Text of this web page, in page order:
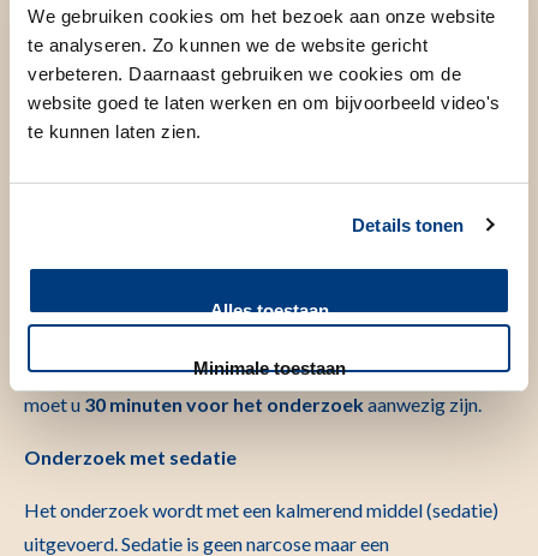
We gebruiken cookies om het bezoek aan onze website
te analyseren. Zo kunnen we de website gericht
verbeteren. Daarnaast gebruiken we cookies om de
website goed te laten werken en om bijvoorbeeld video's
te kunnen laten zien.
Details tonen
Alles toestaan
Minimale toestaan
Het onderzoek wordt (poli)klinisch gedaan op de
endoscopieafdeling. U meldt zich bij de ingang van het
ziekenhuis bij de aanmeldzuil. Uit de zuil ontvangt u een
ticket.
de wachtkamer.
In verband met deze voorbereidingen voor het onderzoek,
moet u 30 minuten voor het onderzoekaanwezig zijn.
Onderzoek met sedatie
Het onderzoek wordt met een kalmerend middel (sedatie)
uitgevoerd. Sedatie is geen narcose maar een